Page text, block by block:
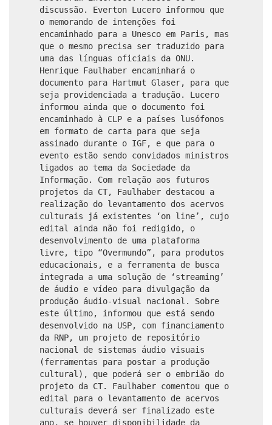
discussão. Everton Lucero informou que
o memorando de intenções foi
encaminhado para a Unesco em Paris, mas
que o mesmo precisa ser traduzido para
uma das línguas oficiais da ONU.
Henrique Faulhaber encaminhará o
documento para Hartmut Glaser, para que
seja providenciada a tradução. Lucero
informou ainda que o documento foi
encaminhado à CLP e a países lusófonos
em formato de carta para que seja
assinado durante o IGF, e que para o
evento estão sendo convidados ministros
ligados ao tema da Sociedade da
Informação. Com relação aos futuros
projetos da CT, Faulhaber destacou a
realização do levantamento dos acervos
culturais já existentes ‘on line’, cujo
edital ainda não foi redigido, o
desenvolvimento de uma plataforma
livre, tipo “Overmundo”, para produtos
educacionais, e a ferramenta de busca
integrada a uma solução de ‘streaming’
de áudio e vídeo para divulgação da
produção áudio-visual nacional. Sobre
este último, informou que está sendo
desenvolvido na USP, com financiamento
da RNP, um projeto de repositório
nacional de sistemas áudio visuais
(ferramentas para postar a produção
cultural), que poderá ser o embrião do
projeto da CT. Faulhaber comentou que o
edital para o levantamento de acervos
culturais deverá ser finalizado este
ano, se houver disponibilidade da